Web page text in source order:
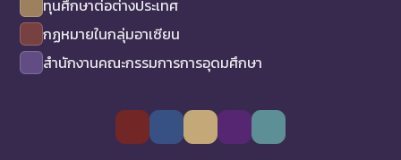
ทุนศึกษาต่อต่างประเทศ
กฏหมายในกลุ่มอาเซียน
สำนักงานคณะกรรมการการอุดมศึกษา